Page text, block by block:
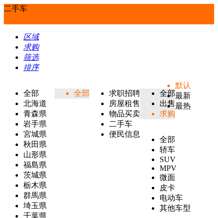
二手车
区域
求购
筛选
排序
全部
北海道
青森県
岩手県
宮城県
秋田県
山形県
福島県
茨城県
栃木県
群馬県
埼玉県
千葉県
全部
求职招聘
房屋租售
物品买卖
二手车
便民信息
全部
出售
求购
全部
轿车
SUV
MPV
微面
皮卡
电动车
其他车型
默认
最新
最热